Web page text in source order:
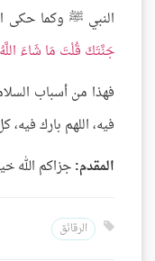
النبي ﷺ وكما حكى
جَنَّتَكَ قُلْتَ مَا شَاءَ اللَّهُ
فهذا من أسباب
فيه، اللهم بارك
المقدم:جزاكم الله
الرقائق